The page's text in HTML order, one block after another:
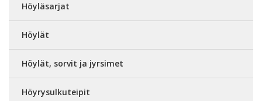
Höyläsarjat
Höylät
Höylät, sorvit ja jyrsimet
Höyrysulkuteipit